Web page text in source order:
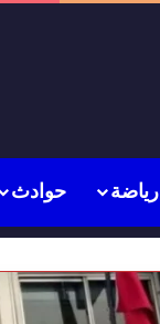
رياضة حوادث